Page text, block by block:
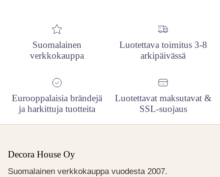
Suomalainen
verkkokauppa
Luotettava toimitus 3-8
arkipäivässä
Eurooppalaisia brändejä
ja harkittuja tuotteita
Luotettavat maksutavat &
SSL-suojaus
Decora House Oy
Suomalainen verkkokauppa vuodesta 2007.